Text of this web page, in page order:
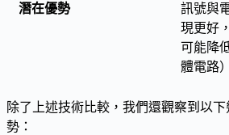
訊號與
現更好，
可能降
體電路
除了上述技術比較，我們還觀察到以
勢：